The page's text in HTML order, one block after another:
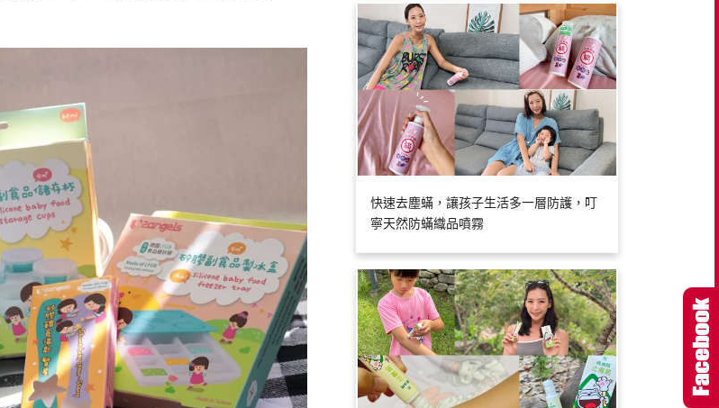
快速去塵蟎，讓孩子生活多一層防護，叮
寧天然防蟎織品噴霧